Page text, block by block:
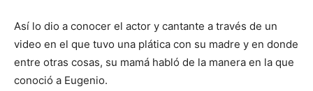
Así lo dio a conocer el actor y cantante a través de un
video en el que tuvo una plática con su madre y en donde
entre otras cosas, su mamá habló de la manera en la que
conoció a Eugenio.